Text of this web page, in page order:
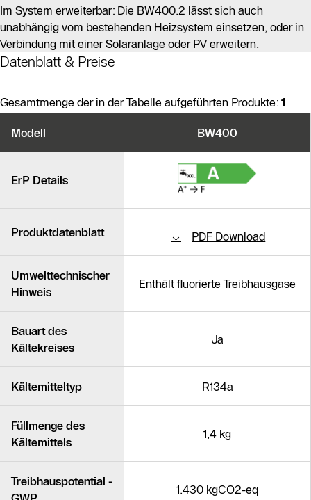
Im System erweiterbar: Die BW400.2 lässt sich auch
unabhängig vom bestehenden Heizsystem einsetzen, oder in
Verbindung mit einer Solaranlage oder PV erweitern.
Datenblatt & Preise
Gesamtmenge der in der Tabelle aufgeführten Produkte: 1
Modell BW400
ErP Details
Produktdatenblatt PDF Download
Umwelttechnischer
Hinweis
Enthält fluorierte Treibhausgase
Bauart des
Kältekreises
Ja
Kältemitteltyp R134a
Füllmenge des
Kältemittels
1,4 kg
Treibhauspotential -
1.430 kgCO2-eq